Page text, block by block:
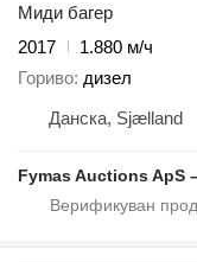
Миди багер
2017
1.880 м/ч
Гориво дизел
Данска, Sjælland